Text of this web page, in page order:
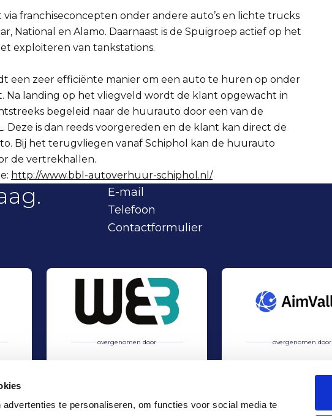
te personaliseren, om functies voor social media te
franchiseconcepten onder andere auto’s en lichte trucks
National en Alamo. Daarnaast is de Spuigroep actief op het
exploiteren van tankstations.
een zeer efficiënte manier om een auto te huren op onder
Na landing op het vliegveld wordt de klant opgewacht in
begeleid naar de huurauto door een van de
Deze is dan reeds voorgereden en de klant kan direct de
Bij het terugvliegen vanaf Schiphol kan de huurauto
de vertrekhallen.
http://www.bbl-autoverhuur-schiphol.nl/
E-mail
Telefoon
Contactformulier
overgenomen door overgenomen door